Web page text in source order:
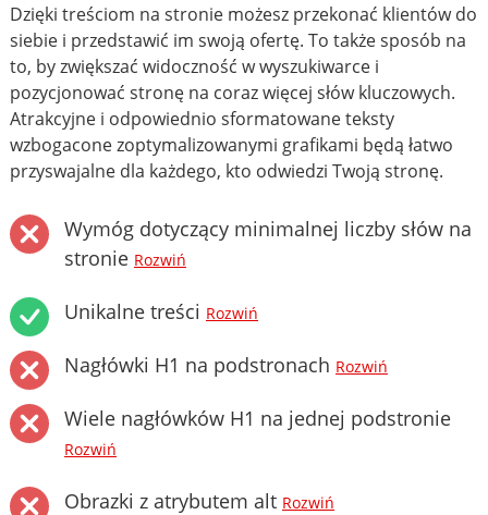
Dzięki treściom na stronie możesz przekonać klientów do
siebie i przedstawić im swoją ofertę. To także sposób na
to, by zwiększać widoczność w wyszukiwarce i
pozycjonować stronę na coraz więcej słów kluczowych.
Atrakcyjne i odpowiednio sformatowane teksty
wzbogacone zoptymalizowanymi grafikami będą łatwo
przyswajalne dla każdego, kto odwiedzi Twoją stronę.
Wymóg dotyczący minimalnej liczby słów na
stronie Rozwiń
Unikalne treści Rozwiń
Nagłówki H1 na podstronach Rozwiń
Wiele nagłówków H1 na jednej podstronie
Rozwiń
Obrazki z atrybutem alt Rozwiń